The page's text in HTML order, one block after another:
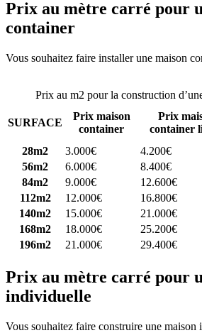
Prix au mètre carré pour
container
Vous souhaitez faire installer une maison
Prix au m2 pour la construction
SURFACE
Prix maison
container
Prix
container
28m2
3.000€ 4.200€
56m2
6.000€ 8.400€
84m2
9.000€ 12.600€
112m2
12.000€ 16.800€
140m2
15.000€ 21.000€
168m2
18.000€ 25.200€
196m2
21.000€ 29.400€
Prix au mètre carré pour
individuelle
Vous souhaitez faire construire une maison